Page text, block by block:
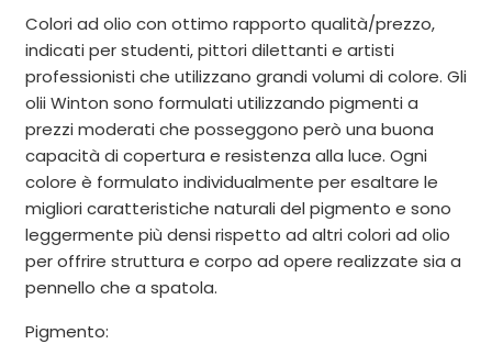
Colori ad olio con ottimo rapporto qualità/prezzo,
indicati per studenti, pittori dilettanti e artisti
professionisti che utilizzano grandi volumi di colore. Gli
olii Winton sono formulati utilizzando pigmenti a
prezzi moderati che posseggono però una buona
capacità di copertura e resistenza alla luce. Ogni
colore è formulato individualmente per esaltare le
migliori caratteristiche naturali del pigmento e sono
leggermente più densi rispetto ad altri colori ad olio
per offrire struttura e corpo ad opere realizzate sia a
pennello che a spatola.
Pigmento: